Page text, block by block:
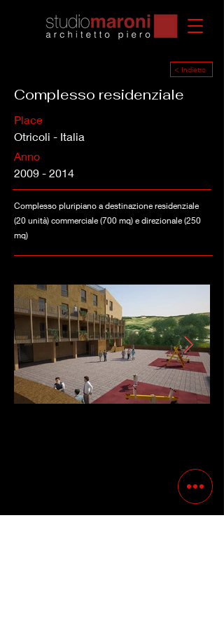
< Indietro
Complesso residenziale
Place
Otricoli - Italia
Anno
2009 - 2014
Complesso pluripiano a destinazione residenziale
(20 unità) commerciale (700 mq) e direzionale (250
mq)